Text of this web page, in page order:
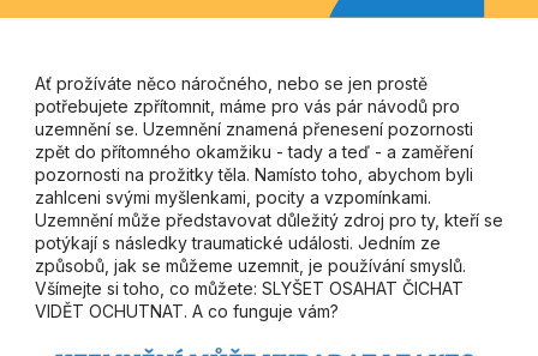
Ať prožíváte něco náročného, nebo se jen prostě
potřebujete zpřítomnit, máme pro vás pár návodů pro
uzemnění se. Uzemnění znamená přenesení pozornosti
zpět do přítomného okamžiku - tady a teď - a zaměření
pozornosti na prožitky těla. Namísto toho, abychom byli
zahlceni svými myšlenkami, pocity a vzpomínkami.
Uzemnění může představovat důležitý zdroj pro ty, kteří se
potýkají s následky traumatické události. Jedním ze
způsobů, jak se můžeme uzemnit, je používání smyslů.
Všímejte si toho, co můžete: SLYŠET OSAHAT ČICHAT
VIDĚT OCHUTNAT. A co funguje vám?